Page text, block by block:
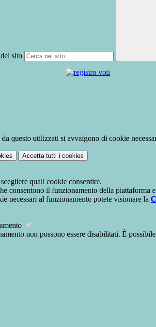
sito
questo utilizzati si avvalgono di cookie
Accetta tutti i cookies
quali cookie consentire.
consentono il funzionamento della piattaforma
necessari al funzionamento potete visionare la
non possono essere disabilitati. È